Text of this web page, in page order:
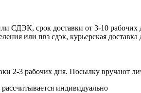
СДЭК, срок доставки от 3-10 рабочих
или пвз сдэк, курьерская
2-3 рабочих дня. Посылку вручают
индивидуально